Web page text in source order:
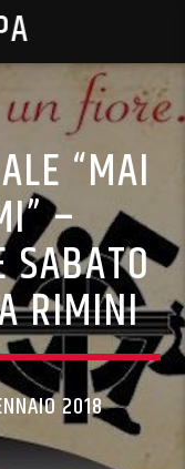
“MAI
–
SABATO
RIMINI
2018